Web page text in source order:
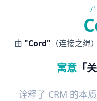
/
由 "Cord" （连接之绳
寓意 「
诠释了 CRM 的本